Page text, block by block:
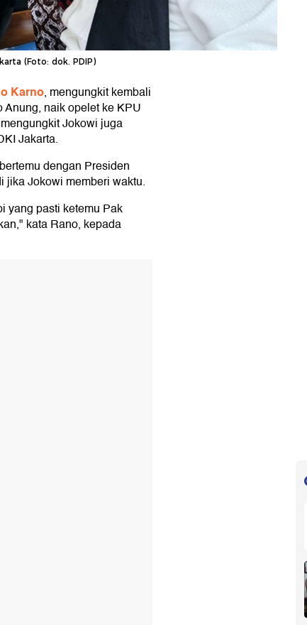
(Foto: dok. PDIP)
Karno, mengungkit kembali
naik opelet ke KPU
Jokowi juga
Jakarta.
dengan Presiden
jika Jokowi memberi waktu.
yang pasti ketemu Pak
kata Rano, kepada